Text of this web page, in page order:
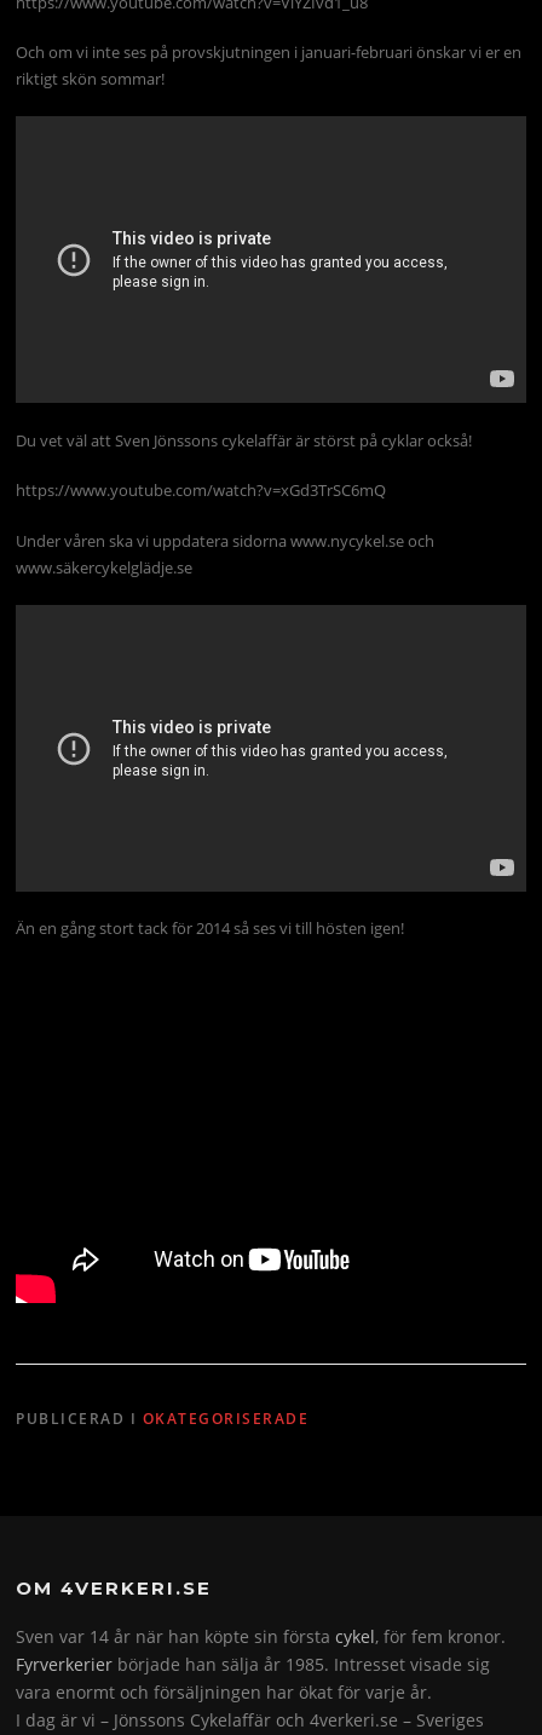
Och om vi inte ses på provskjutningen i januari-februari önskar vi er en
riktigt skön sommar!
Du vet väl att Sven Jönssons cykelaffär är störst på cyklar också!
https://www.youtube.com/watch?v=xGd3TrSC6mQ
Under våren ska vi uppdatera sidorna www.nycykel.se och
www.säkercykelglädje.se
Än en gång stort tack för 2014 så ses vi till hösten igen!
PUBLICERAD I OKATEGORISERADE
OM 4VERKERI.SE
Sven var 14 år när han köpte sin förstacykel, för fem kronor.
Fyrverkerier började han sälja år 1985. Intresset visade sig
vara enormt och försäljningen har ökat för varje år.
I dag är vi – Jönssons Cykelaffär och 4verkeri.se – Sveriges